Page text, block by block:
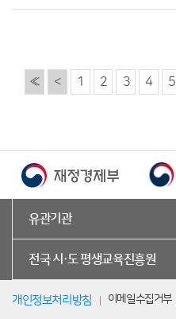
« < 1 2 3 4 5
유관기관
전국 시·도 평생교육진흥원
개인정보처리방침 이메일수집거부